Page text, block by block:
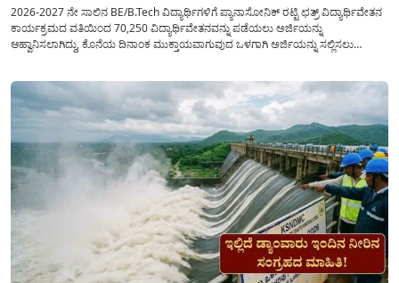
2026-2027 ನೇ ಸಾಲಿನ BE/B.Tech ವಿದ್ಯಾರ್ಥಿಗಳಿಗೆ ಪ್ಯಾನಾಸೋನಿಕ್ ರಟ್ಟಿ ಛತ್ರ್ ವಿದ್ಯಾರ್ಥಿವೇತನ
ಕಾರ್ಯಕ್ರಮದ ವತಿಯಿಂದ 70,250 ವಿದ್ಯಾರ್ಥಿವೇತನವನ್ನು ಪಡೆಯಲು ಅರ್ಜಿಯನ್ನು
ಆಹ್ವಾನಿಸಲಾಗಿದ್ದು, ಕೊನೆಯ ದಿನಾಂಕ ಮುಕ್ತಾಯವಾಗುವುದ ಒಳಗಾಗಿ ಅರ್ಜಿಯನ್ನು ಸಲ್ಲಿಸಲು
ಜಾರಿಗೆ...